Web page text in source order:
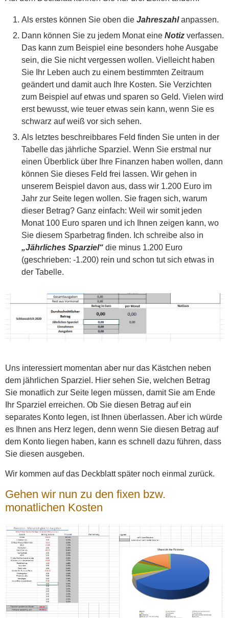
Als erstes können Sie oben die Jahreszahl anpassen.
Dann können Sie zu jedem Monat eine Notiz verfassen.
Das kann zum Beispiel eine besonders hohe Ausgabe
sein, die Sie nicht vergessen wollen. Vielleicht haben
Sie Ihr Leben auch zu einem bestimmten Zeitraum
geändert und damit auch Ihre Kosten. Sie Verzichten
zum Beispiel auf etwas und sparen so Geld. Vielen wird
erst bewusst, wie teuer etwas sein kann, wenn Sie es
schwarz auf weiß vor sich sehen.
Als letztes beschreibbares Feld finden Sie unten in der
Tabelle das jährliche Sparziel. Wenn Sie erstmal nur
einen Überblick über Ihre Finanzen haben wollen, dann
können Sie dieses Feld frei lassen. Wir gehen in
unserem Beispiel davon aus, dass wir 1.200 Euro im
Jahr zur Seite legen wollen. Sie fragen sich, warum
dieser Betrag? Ganz einfach: Weil wir somit jeden
Monat 100 Euro sparen und ich Ihnen zeigen kann, wo
Sie diesem Sparbetrag finden. Ich schreibe also in
„Jährliches Sparziel“ die minus 1.200 Euro
(geschrieben: -1.200) rein und schon tut sich etwas in
der Tabelle.
Uns interessiert momentan aber nur das Kästchen neben
dem jährlichen Sparziel. Hier sehen Sie, welchen Betrag
Sie monatlich zur Seite legen müssen, damit Sie am Ende
Ihr Sparziel erreichen. Ob Sie diesen Betrag auf ein
separates Konto legen, ist Ihnen überlassen. Aber ich würde
es Ihnen ans Herz legen, denn wenn Sie diesen Betrag auf
dem Konto liegen haben, kann es schnell dazu führen, dass
Sie diesen ausgeben.
Wir kommen auf das Deckblatt später noch einmal zurück.
Gehen wir nun zu den fixen bzw.
monatlichen Kosten